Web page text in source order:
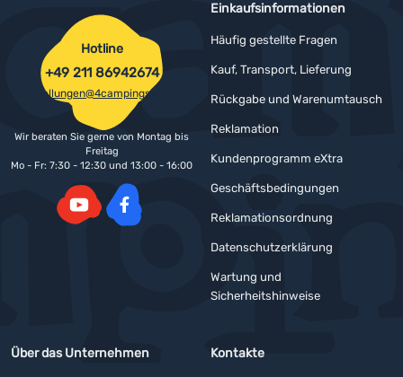
Einkaufsinformationen
Häufig gestellte Fragen
Kauf, Transport, Lieferung
Rückgabe und Warenumtausch
Reklamation
Kundenprogramm eXtra
Geschäftsbedingungen
Reklamationsordnung
Datenschutzerklärung
Wartung und
Sicherheitshinweise
Über das Unternehmen Kontakte
Hotline
+49 211 86942674
bestellungen@4campingshop.de
Wir beraten Sie gerne von Montag bis
Freitag
Mo - Fr: 7:30 - 12:30 und 13:00 - 16:00